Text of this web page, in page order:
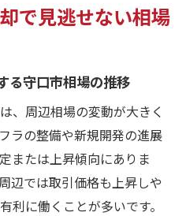
で見逃せない相場
る守口市相場の推移
、周辺相場の変動が大きく
ラの整備や新規開発の進展
または上昇傾向にありま
辺では取引価格も上昇しや
利に働くことが多いです。